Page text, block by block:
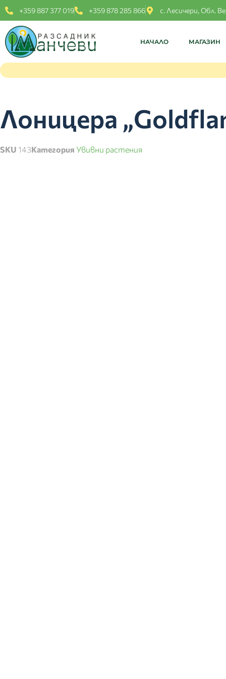
+359 887 377 019 +359 878 285 866 с. Лесичери, Обл.
НАЧАЛО МАГАЗИН
Лоницера
SKU 143Категория Увивни растения